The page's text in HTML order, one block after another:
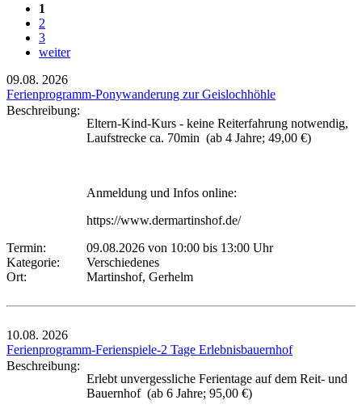
1
2
3
weiter
09.08. 2026
Ferienprogramm-Ponywanderung zur Geislochhöhle
Beschreibung:
Eltern-Kind-Kurs - keine Reiterfahrung notwendig,
Laufstrecke ca. 70min (ab 4 Jahre; 49,00 €)
Anmeldung und Infos online:
https://www.dermartinshof.de/
Termin:
09.08.2026 von 10:00 bis 13:00 Uhr
Kategorie:
Verschiedenes
Ort:
Martinshof, Gerhelm
10.08. 2026
Ferienprogramm-Ferienspiele-2 Tage Erlebnisbauernhof
Beschreibung:
Erlebt unvergessliche Ferientage auf dem Reit- und
Bauernhof (ab 6 Jahre; 95,00 €)